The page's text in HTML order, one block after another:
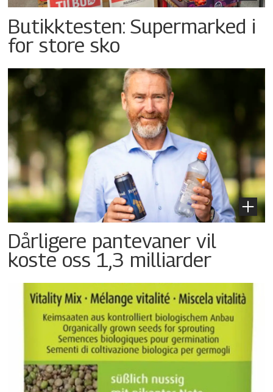
Butikktesten: Supermarked i
for store sko
Dårligere pantevaner vil
koste oss 1,3 milliarder